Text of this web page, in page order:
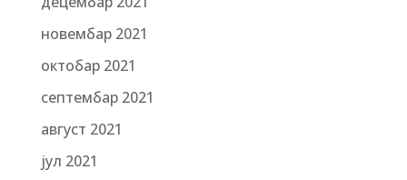
новембар 2021
октобар 2021
септембар 2021
август 2021
јул 2021